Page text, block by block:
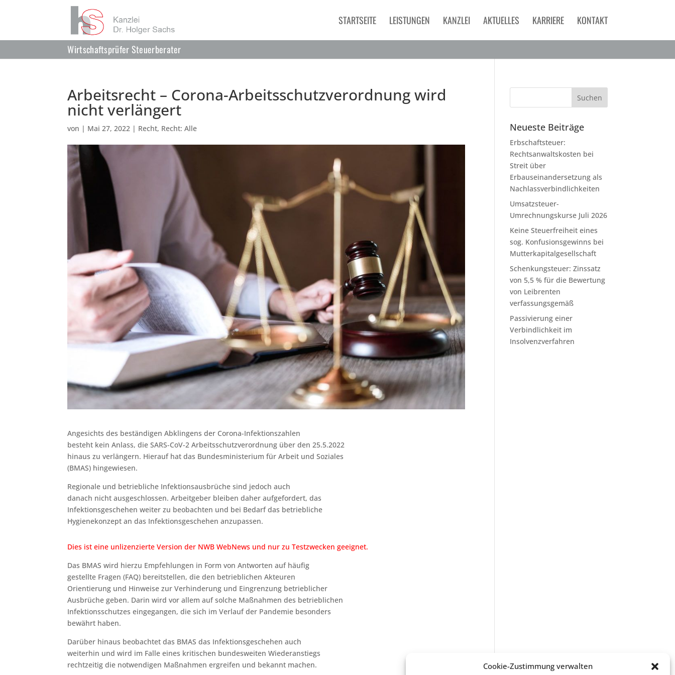
Cookie-Zustimmung verwalten
STARTSEITE LEISTUNGEN KANZLEI AKTUELLES KARRIERE KONTAKT
Wirtschaftsprüfer Steuerberater
Arbeitsrecht – Corona-Arbeitsschutzverordnung wird
nicht verlängert
von | Mai 27, 2022 | Recht, Recht: Alle
Angesichts des beständigen Abklingens der Corona-Infektionszahlen
besteht kein Anlass, die SARS-CoV-2 Arbeitsschutzverordnung über den 25.5.2022
hinaus zu verlängern. Hierauf hat das Bundesministerium für Arbeit und Soziales
(BMAS) hingewiesen.
Regionale und betriebliche Infektionsausbrüche sind jedoch auch
danach nicht ausgeschlossen. Arbeitgeber bleiben daher aufgefordert, das
Infektionsgeschehen weiter zu beobachten und bei Bedarf das betriebliche
Hygienekonzept an das Infektionsgeschehen anzupassen.
Dies ist eine unlizenzierte Version der NWB WebNews und nur zu Testzwecken geeignet.
Das BMAS wird hierzu Empfehlungen in Form von Antworten auf häufig
gestellte Fragen (FAQ) bereitstellen, die den betrieblichen Akteuren
Orientierung und Hinweise zur Verhinderung und Eingrenzung betrieblicher
Ausbrüche geben. Darin wird vor allem auf solche Maßnahmen des betrieblichen
Infektionsschutzes eingegangen, die sich im Verlauf der Pandemie besonders
bewährt haben.
Darüber hinaus beobachtet das BMAS das Infektionsgeschehen auch
weiterhin und wird im Falle eines kritischen bundesweiten Wiederanstiegs
rechtzeitig die notwendigen Maßnahmen ergreifen und bekannt machen.
Neueste Beiträge
Erbschaftsteuer:
Rechtsanwaltskosten bei
Streit über
Erbauseinandersetzung als
Nachlassverbindlichkeiten
Umsatzsteuer-
Umrechnungskurse Juli 2026
Keine Steuerfreiheit eines
sog. Konfusionsgewinns bei
Mutterkapitalgesellschaft
Schenkungsteuer: Zinssatz
von 5,5 % für die Bewertung
von Leibrenten
verfassungsgemäß
Passivierung einer
Verbindlichkeit im
Insolvenzverfahren